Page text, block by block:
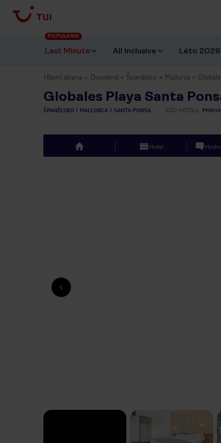
Last Minute
POPULÁRNÍ
All Inclusive Léto 2026
Hlavní strana Dovolená Španělsko Mallorca
Globales Playa Santa
ŠPANĚLSKO MALLORCA SANTA PONSA KÓD HOTELU
top Hotel
Previous slide